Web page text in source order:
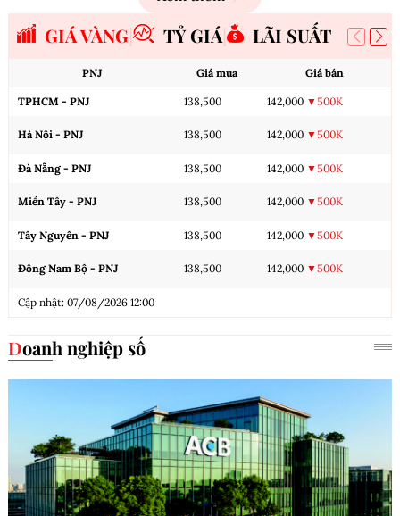
GIÁ VÀNG TỶ GIÁ LÃI SUẤT
PNJ Giá mua Giá bán
TPHCM - PNJ 138,500 142,000 ▼500K
Hà Nội - PNJ 138,500 142,000 ▼500K
Đà Nẵng - PNJ 138,500 142,000 ▼500K
Miền Tây - PNJ 138,500 142,000 ▼500K
Tây Nguyên - PNJ 138,500 142,000 ▼500K
Đông Nam Bộ - PNJ 138,500 142,000 ▼500K
Cập nhật: 07/08/2026 12:00
Doanh nghiệp số